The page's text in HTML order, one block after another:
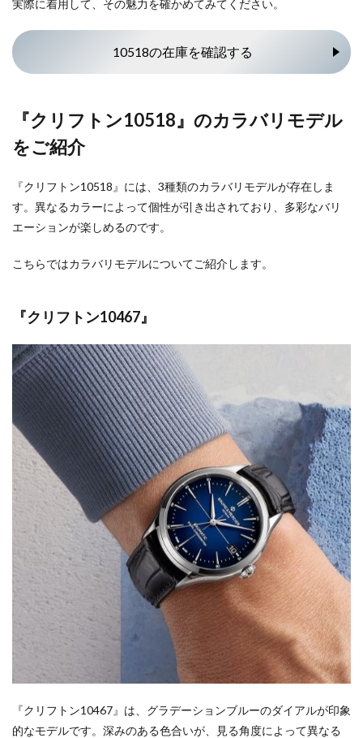
実際に着用して、その魅力を確かめてみてください。
10518の在庫を確認する
『クリフトン10518』のカラバリモデル
をご紹介
『クリフトン10518』には、3種類のカラバリモデルが存在しま
す。異なるカラーによって個性が引き出されており、多彩なバリ
エーションが楽しめるのです。
こちらではカラバリモデルについてご紹介します。
『クリフトン10467』
『クリフトン10467』は、グラデーションブルーのダイアルが印象
的なモデルです。深みのある色合いが、見る角度によって異なる